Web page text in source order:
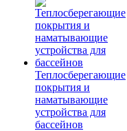
Теплосберегающие
покрытия и
наматывающие
устройства для
бассейнов